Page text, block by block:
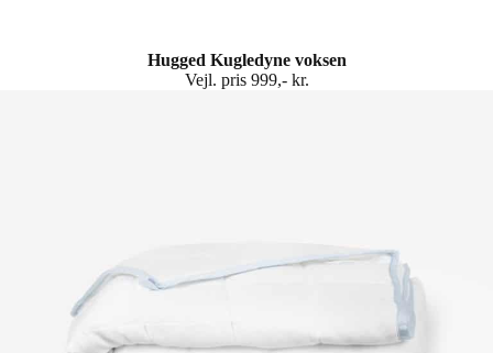
Hugged Kugledyne voksen
Vejl. pris 999,- kr.